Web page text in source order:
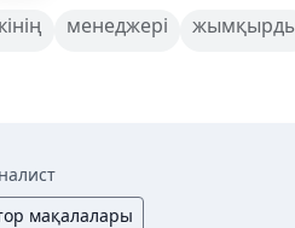
менеджері
мақалалары